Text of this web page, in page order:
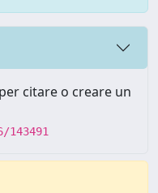
citare o creare un